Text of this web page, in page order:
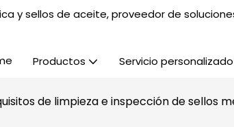
y sellos de aceite, proveedor de
Productos Servicio personalizado
de limpieza e inspección de sellos